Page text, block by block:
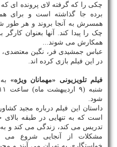
چکی را که گرفته لای پرونده ای
برده جا گذاشته است و برای
همسرش به آنجا بروند و هر طور
چک را پیدا کند. آنها بعنوان
همکارش می شوند...
عباس جمشیدی فر، نگین معتضدی،
در این فیلم بازی کرده اند.
فیلم تلویزیونی «مهمانان ویژه»
شود.
داستان این فیلم درباره مجید
است که به تنهایی در طبقه
تدریس می کند، زندگی می کند و به
مشکلات از آنجایی شروع می
خواستگاری به تهران می آیند و